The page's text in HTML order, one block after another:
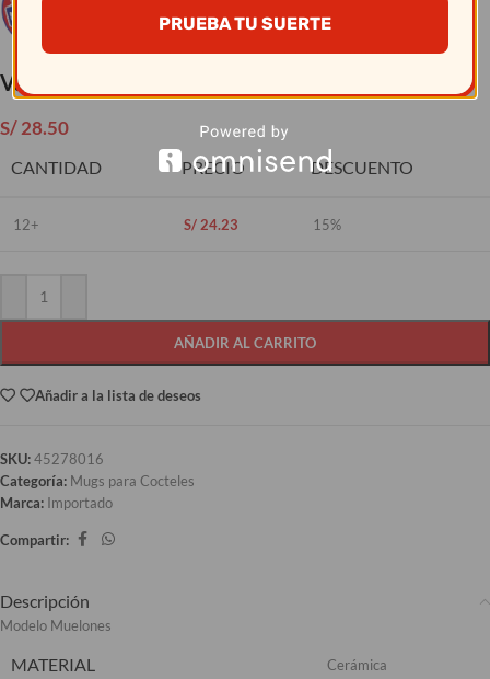
Vaso Tiki Sku-11T
S/28.50
CANTIDAD PRECIO DESCUENTO
12+ S/ 24.23 15%
AÑADIR AL CARRITO
Añadir a la lista de deseos
SKU:45278016
Categoría: Mugs para Cocteles
Marca: Importado
Compartir:
Descripción
Modelo Muelones
MATERIAL Cerámica
PRUEBA TU SUERTE